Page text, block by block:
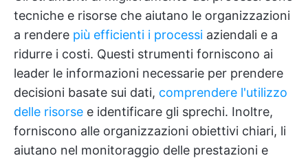
tecniche e risorse che aiutano le organizzazioni
a rendere più efficienti i processi aziendali e a
ridurre i costi. Questi strumenti forniscono ai
leader le informazioni necessarie per prendere
decisioni basate sui dati, comprendere l'utilizzo
delle risorse e identificare gli sprechi. Inoltre,
forniscono alle organizzazioni obiettivi chiari, li
aiutano nel monitoraggio delle prestazioni e